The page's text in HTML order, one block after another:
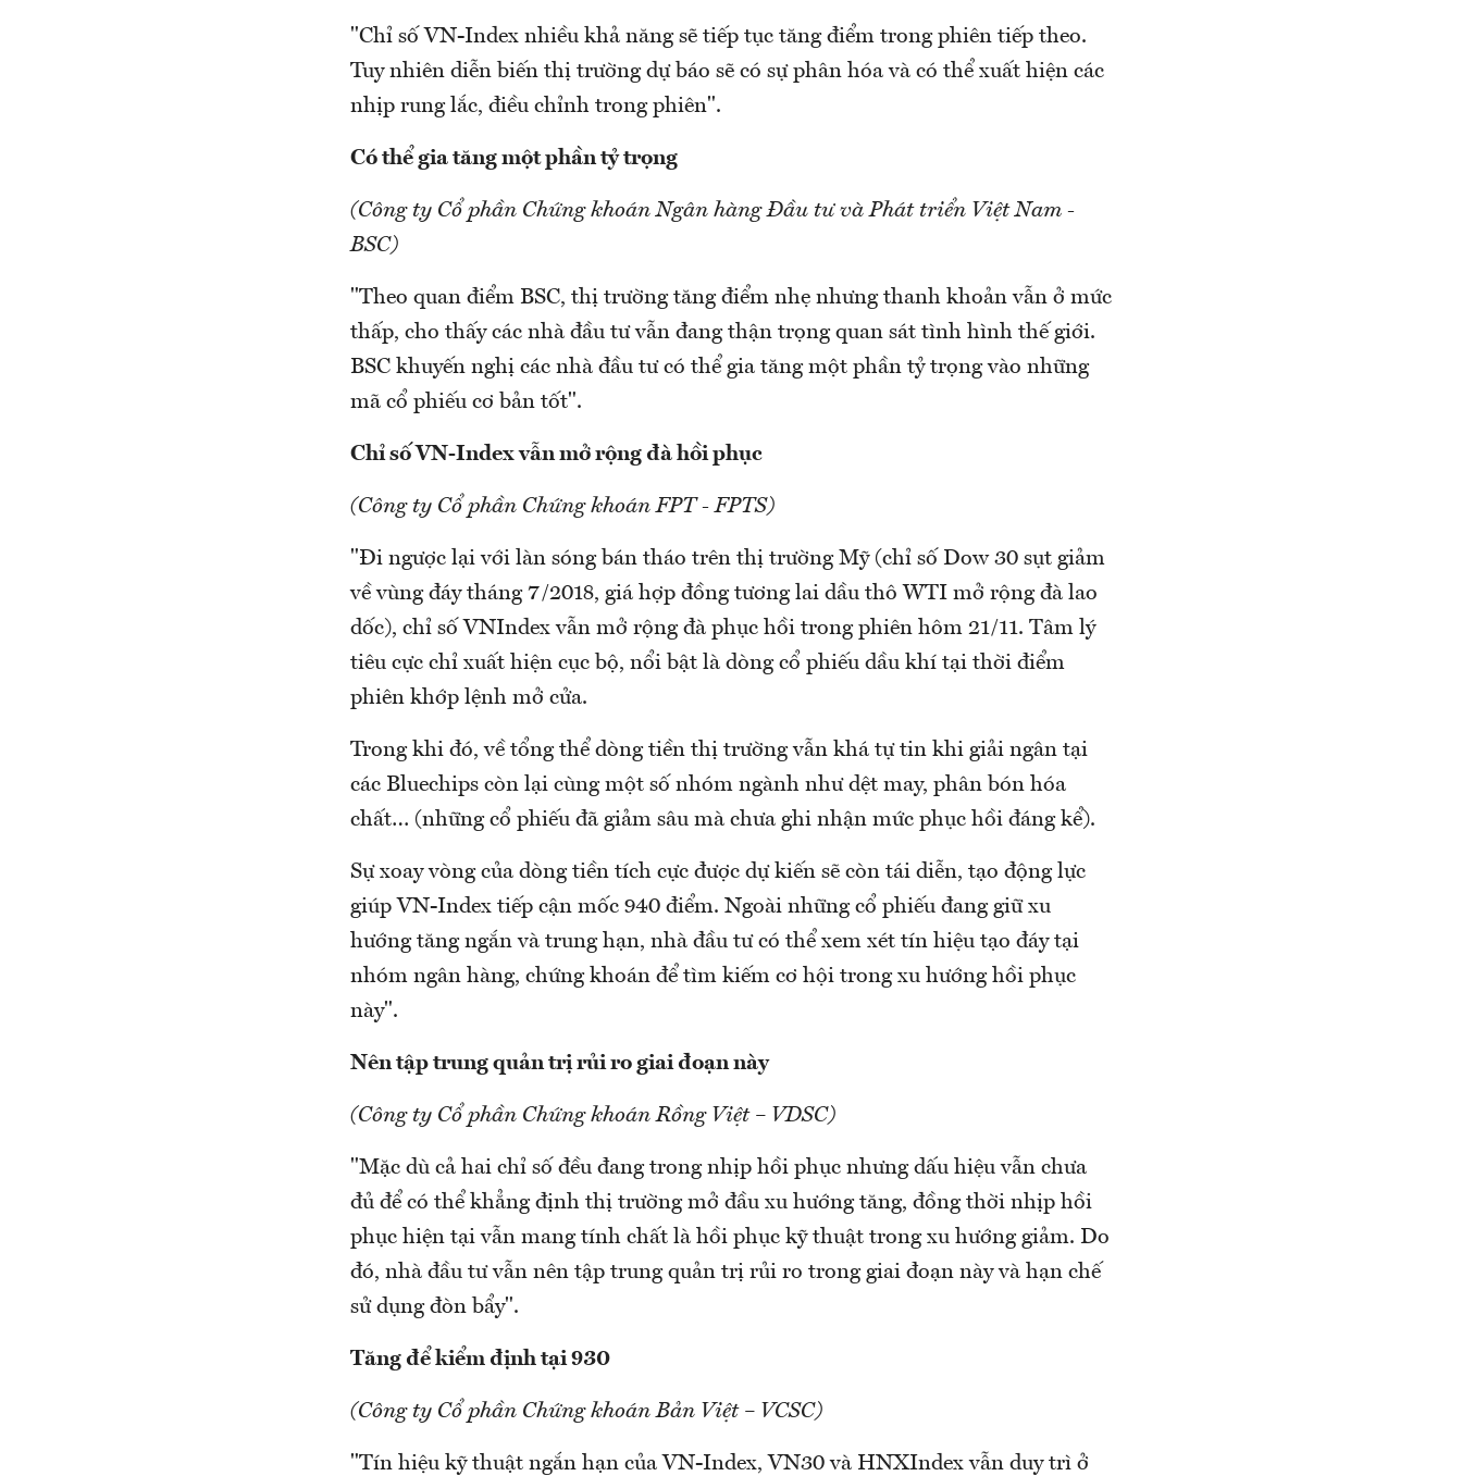
"Chỉ số VN-Index nhiều khả năng sẽ tiếp tục tăng điểm trong phiên tiếp theo.
Tuy nhiên diễn biến thị trường dự báo sẽ có sự phân hóa và có thể xuất hiện các
nhịp rung lắc, điều chỉnh trong phiên".
Có thể gia tăng một phần tỷ trọng
(Công ty Cổ phần Chứng khoán Ngân hàng Đầu tư và Phát triển Việt Nam -
BSC)
"Theo quan điểm BSC, thị trường tăng điểm nhẹ nhưng thanh khoản vẫn ở mức
thấp, cho thấy các nhà đầu tư vẫn đang thận trọng quan sát tình hình thế giới.
BSC khuyến nghị các nhà đầu tư có thể gia tăng một phần tỷ trọng vào những
mã cổ phiếu cơ bản tốt".
Chỉ số VN-Index vẫn mở rộng đà hồi phục
(Công ty Cổ phần Chứng khoán FPT - FPTS)
"Đi ngược lại với làn sóng bán tháo trên thị trường Mỹ (chỉ số Dow 30 sụt giảm
về vùng đáy tháng 7/2018, giá hợp đồng tương lai dầu thô WTI mở rộng đà lao
dốc), chỉ số VNIndex vẫn mở rộng đà phục hồi trong phiên hôm 21/11. Tâm lý
tiêu cực chỉ xuất hiện cục bộ, nổi bật là dòng cổ phiếu dầu khí tại thời điểm
phiên khớp lệnh mở cửa.
Trong khi đó, về tổng thể dòng tiền thị trường vẫn khá tự tin khi giải ngân tại
các Bluechips còn lại cùng một số nhóm ngành như dệt may, phân bón hóa
chất… (những cổ phiếu đã giảm sâu mà chưa ghi nhận mức phục hồi đáng kể).
Sự xoay vòng của dòng tiền tích cực được dự kiến sẽ còn tái diễn, tạo động lực
giúp VN-Index tiếp cận mốc 940 điểm. Ngoài những cổ phiếu đang giữ xu
hướng tăng ngắn và trung hạn, nhà đầu tư có thể xem xét tín hiệu tạo đáy tại
nhóm ngân hàng, chứng khoán để tìm kiếm cơ hội trong xu hướng hồi phục
này".
Nên tập trung quản trị rủi ro giai đoạn này
(Công ty Cổ phần Chứng khoán Rồng Việt – VDSC)
"Mặc dù cả hai chỉ số đều đang trong nhịp hồi phục nhưng dấu hiệu vẫn chưa
đủ để có thể khẳng định thị trường mở đầu xu hướng tăng, đồng thời nhịp hồi
phục hiện tại vẫn mang tính chất là hồi phục kỹ thuật trong xu hướng giảm. Do
đó, nhà đầu tư vẫn nên tập trung quản trị rủi ro trong giai đoạn này và hạn chế
sử dụng đòn bẩy".
Tăng để kiểm định tại 930
(Công ty Cổ phần Chứng khoán Bản Việt – VCSC)
"Tín hiệu kỹ thuật ngắn hạn của VN-Index, VN30 và HNXIndex vẫn duy trì ở